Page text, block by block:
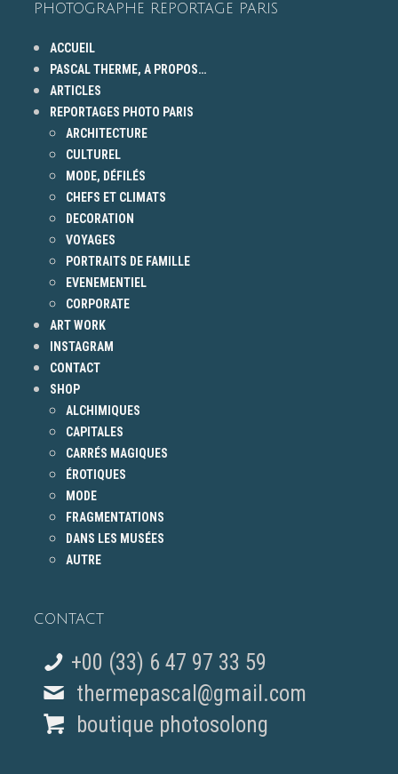
PHOTOGRAPHE REPORTAGE PARIS
ACCUEIL
PASCAL THERME, A PROPOS…
ARTICLES
REPORTAGES PHOTO PARIS
ARCHITECTURE
CULTUREL
MODE, DÉFILÉS
CHEFS ET CLIMATS
DECORATION
VOYAGES
PORTRAITS DE FAMILLE
EVENEMENTIEL
CORPORATE
ART WORK
INSTAGRAM
CONTACT
SHOP
ALCHIMIQUES
CAPITALES
CARRÉS MAGIQUES
ÉROTIQUES
MODE
FRAGMENTATIONS
DANS LES MUSÉES
AUTRE
CONTACT
+00 (33) 6 47 97 33 59
thermepascal@gmail.com
boutique photosolong